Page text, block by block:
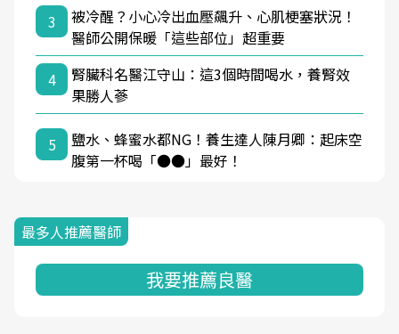
3
被冷醒？小心冷出血壓飆升、心肌梗塞狀況！
醫師公開保暖「這些部位」超重要
4
腎臟科名醫江守山：這3個時間喝水，養腎效
果勝人蔘
5
鹽水、蜂蜜水都NG！養生達人陳月卿：起床空
腹第一杯喝「●●」最好！
最多人推薦醫師
我要推薦良醫